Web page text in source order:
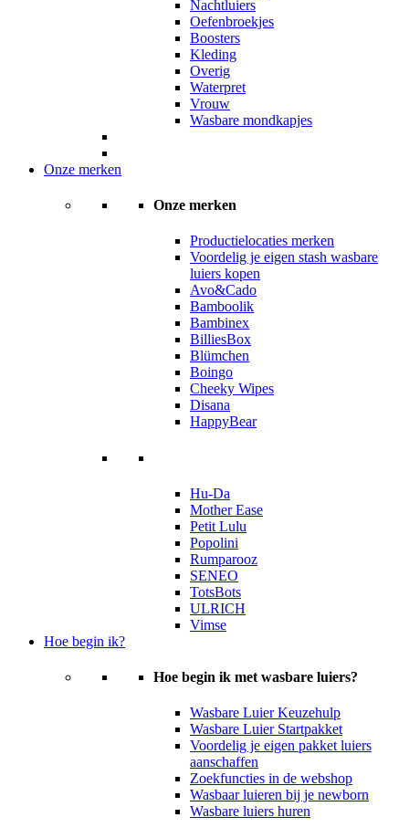
Nachtluiers
Oefenbroekjes
Boosters
Kleding
Overig
Waterpret
Vrouw
Wasbare mondkapjes
Onze merken
Onze merken
Productielocaties merken
Voordelig je eigen stash wasbare
luiers kopen
Avo&Cado
Bamboolik
Bambinex
BilliesBox
Blümchen
Boingo
Cheeky Wipes
Disana
HappyBear
Hu-Da
Mother Ease
Petit Lulu
Popolini
Rumparooz
SENEO
TotsBots
ULRICH
Vimse
Hoe begin ik?
Hoe begin ik met wasbare luiers?
Wasbare Luier Keuzehulp
Wasbare Luier Startpakket
Voordelig je eigen pakket luiers
aanschaffen
Zoekfuncties in de webshop
Wasbaar luieren bij je newborn
Wasbare luiers huren